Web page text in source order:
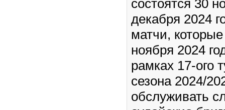
состоятся 30
декабря 2024
матчи,
ноября 2024
рамках 17-ого
сезона 2024/
обслуживать